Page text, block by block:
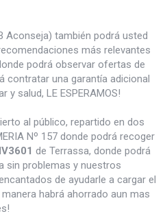
Aconseja) también podrá usted
más relevantes
podrá observar ofertas de
una garantía adicional
salud, LE ESPERAMOS!
al público, repartido en dos
Nº 157 donde podrá recoger
de Terrassa, donde podrá
sin problemas y nuestros
de ayudarle a cargar el
habrá ahorrado aun mas